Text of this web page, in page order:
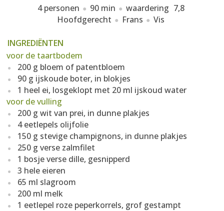
4 personen 90 min waardering 7,8
Hoofdgerecht
Frans Vis
INGREDIËNTEN
voor de taartbodem
200 g bloem of patentbloem
90 g ijskoude boter, in blokjes
1 heel ei, losgeklopt met 20 ml ijskoud water
voor de vulling
200 g wit van prei, in dunne plakjes
4 eetlepels olijfolie
150 g stevige champignons, in dunne plakjes
250 g verse zalmfilet
1 bosje verse dille, gesnipperd
3 hele eieren
65 ml slagroom
200 ml melk
1 eetlepel roze peperkorrels, grof gestampt